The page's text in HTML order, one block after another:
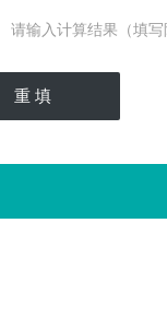
请输入计算结果（填